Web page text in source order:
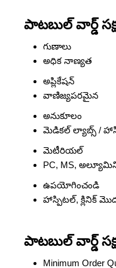
పాటబుల్ వార్డ్
గుణాలు
అధిక నాణ్యత
అప్లికేషన్
వాణిజ్యపరమైన
అనుకూలం
మెడికల్ ల్యాబ్స్ /
మెటీరియల్
PC, MS,
ఉపయోగించండి
హాస్పిటల్, క్లినిక్
పాటబుల్ వార్డ్
Minimum Order